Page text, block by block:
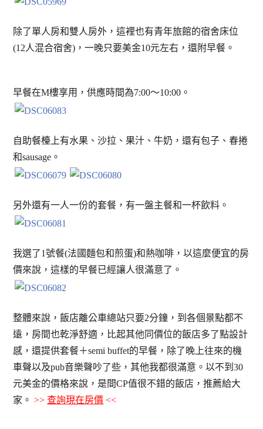
除了單人房和雙人房外，這裡也有青年旅館的宿舍床位
(12人混合宿舍)，一晚只要美金10元左右，還附早餐。
早餐在M樓享用，供應時間為7:00～10:00。
自助餐檯上有水果、沙拉、果汁、牛奶，還有包子、春捲
和sausage。
另外還有一人一份的套餐，有一盤主餐和一杯飲料。
我選了1號餐(法國麵包和煎蛋)和熱咖啡，以這麼便宜的房
價來說，這樣的早餐已經讓人很滿意了。
整體來說，飯店離公車總站只要2分鐘，到各個景點都不
遠，房間也乾淨舒適，比起其他同價位的飯店多了點設計
感，還提供套餐＋semi buffet的早餐，除了晚上往來的機
車聲以及pub音樂聲吵了些，其他我都很滿意。以不到30
元美金的價格來說，是間CP值很不錯的飯店，推薦給大
家。>> 查詢現在房價 <<